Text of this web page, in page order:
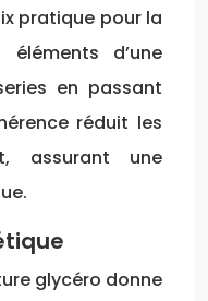
pratique pour la
d’une
en passant
réduit les
assurant une
glycéro donne